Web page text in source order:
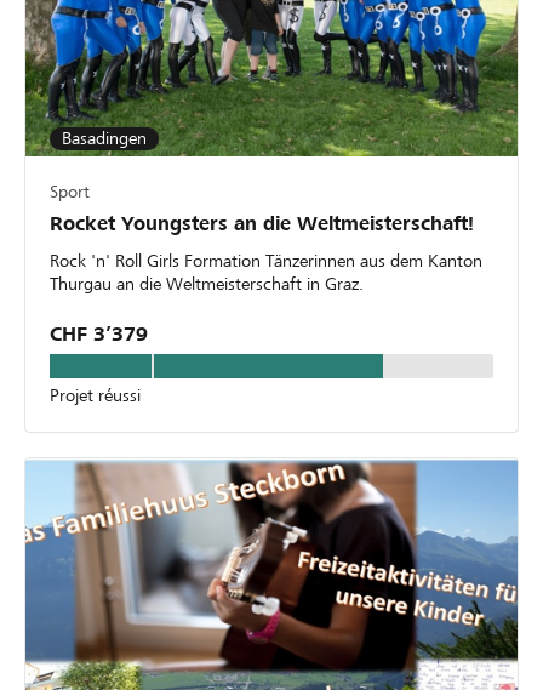
Basadingen
Sport
Rocket Youngsters an die Weltmeisterschaft!
Rock 'n' Roll Girls Formation Tänzerinnen aus dem Kanton
Thurgau an die Weltmeisterschaft in Graz.
CHF 3’379
Projet réussi